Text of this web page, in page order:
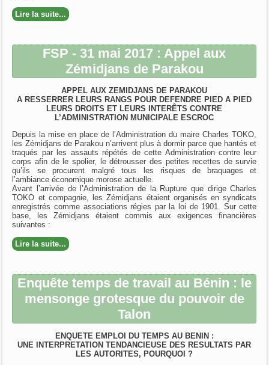
Lire la suite...
FSP - 31 mai 2017 : Appel aux
Zémidjans de Parakou
APPEL AUX ZEMIDJANS DE PARAKOU
A RESSERRER LEURS RANGS POUR DEFENDRE PIED A PIED
LEURS DROITS ET LEURS INTERÊTS CONTRE
L’ADMINISTRATION MUNICIPALE ESCROC
Depuis la mise en place de l’Administration du maire Charles TOKO,
les Zémidjans de Parakou n’arrivent plus à dormir parce que hantés et
traqués par les assauts répétés de cette Administration contre leur
corps afin de le spolier, le détrousser des petites recettes de survie
qu’ils se procurent malgré tous les risques de braquages et
l’ambiance économique morose actuelle.
Avant l’arrivée de l’Administration de la Rupture que dirige Charles
TOKO et compagnie, les Zémidjans étaient organisés en syndicats
enregistrés comme associations régies par la loi de 1901. Sur cette
base, les Zémidjans étaient commis aux exigences financières
suivantes :
Lire la suite...
Enquête temps de travail au Bénin : le
mensonge grotesque du pouvoir de
Talon
ENQUETE EMPLOI DU TEMPS AU BENIN :
UNE INTERPRETATION TENDANCIEUSE DES RESULTATS PAR
LES AUTORITES, POURQUOI ?